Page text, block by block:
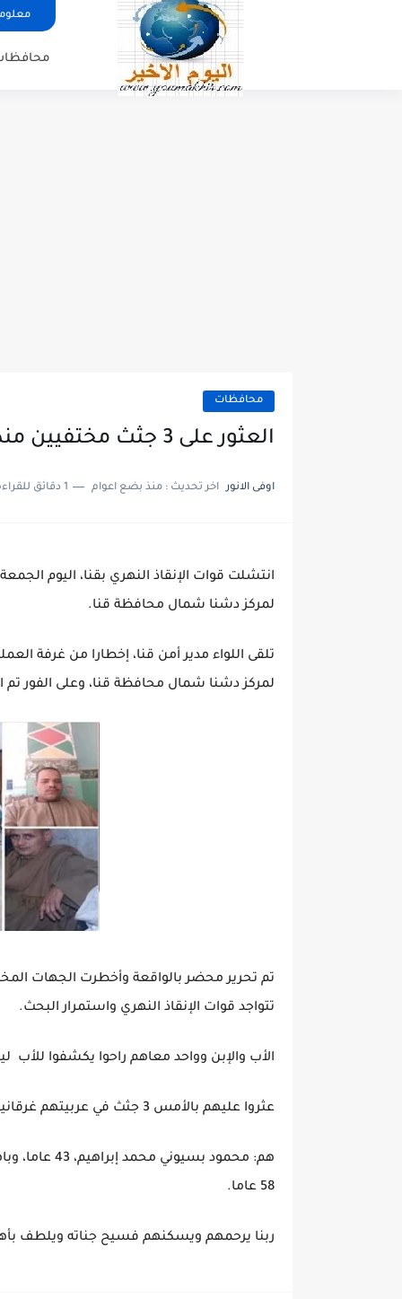
محافظات
العثور على 3 جثث مختفيين منذ ثلاث ايام بقنا
اوفى الانور اخر تحديث : منذ بضع اعوام 1 دقائق للقراءة
لمركز دشنا شمال محافظة قنا.
لمركز دشنا شمال محافظة قنا، وعلى الفور
تم تحرير محضر بالواقعة وأخطرت الجهات
تتواجد قوات الإنقاذ النهري واستمرار البحث.
الأب والإبن وواحد معاهم راحوا يكشفوا للأب
عثروا عليهم بالأمس 3 جثث في عربيتهم غرقانين ف الترعه
58 عاما.
ربنا يرحمهم ويسكنهم فسيح جناته ويلطف